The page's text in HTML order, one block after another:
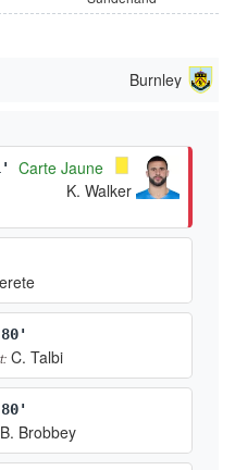
Burnley
Carte Jaune
K. Walker
80'
C. Talbi
80'
B. Brobbey